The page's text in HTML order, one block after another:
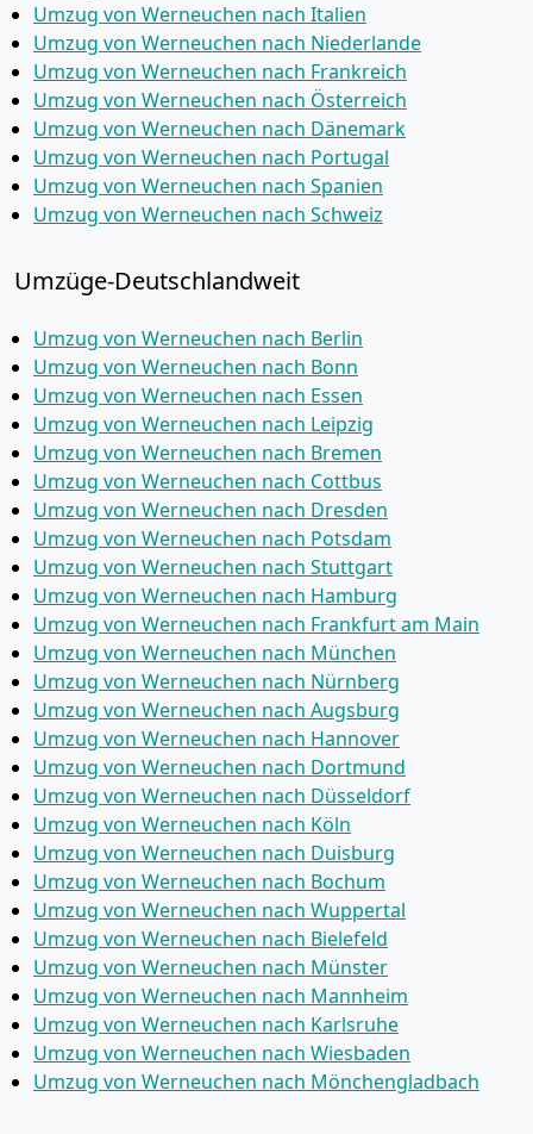
Umzug von Werneuchen nach Italien
Umzug von Werneuchen nach Niederlande
Umzug von Werneuchen nach Frankreich
Umzug von Werneuchen nach Österreich
Umzug von Werneuchen nach Dänemark
Umzug von Werneuchen nach Portugal
Umzug von Werneuchen nach Spanien
Umzug von Werneuchen nach Schweiz
Umzüge-Deutschlandweit
Umzug von Werneuchen nach Berlin
Umzug von Werneuchen nach Bonn
Umzug von Werneuchen nach Essen
Umzug von Werneuchen nach Leipzig
Umzug von Werneuchen nach Bremen
Umzug von Werneuchen nach Cottbus
Umzug von Werneuchen nach Dresden
Umzug von Werneuchen nach Potsdam
Umzug von Werneuchen nach Stuttgart
Umzug von Werneuchen nach Hamburg
Umzug von Werneuchen nach Frankfurt am Main
Umzug von Werneuchen nach München
Umzug von Werneuchen nach Nürnberg
Umzug von Werneuchen nach Augsburg
Umzug von Werneuchen nach Hannover
Umzug von Werneuchen nach Dortmund
Umzug von Werneuchen nach Düsseldorf
Umzug von Werneuchen nach Köln
Umzug von Werneuchen nach Duisburg
Umzug von Werneuchen nach Bochum
Umzug von Werneuchen nach Wuppertal
Umzug von Werneuchen nach Bielefeld
Umzug von Werneuchen nach Münster
Umzug von Werneuchen nach Mannheim
Umzug von Werneuchen nach Karlsruhe
Umzug von Werneuchen nach Wiesbaden
Umzug von Werneuchen nach Mönchen­gladbach